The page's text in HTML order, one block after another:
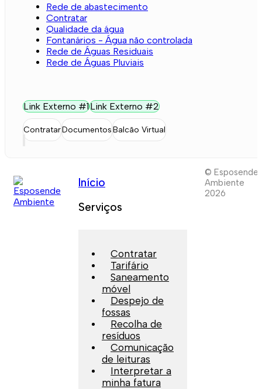
Rede de abastecimento
Contratar
Qualidade da água
Fontanários - Água não controlada
Rede de Águas Residuais
Rede de Águas Pluviais
Link Externo #1Link Externo #2
ContratarDocumentosBalcão Virtual
Início
Serviços
Contratar
Tarifário
Saneamento
móvel
Despejo de
fossas
Recolha de
resíduos
Comunicação
de leituras
Interpretar a
minha fatura
© Esposende
Ambiente
2026